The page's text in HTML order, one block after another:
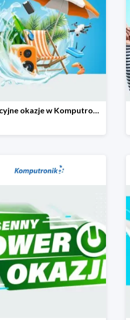
Wakacyjne okazje w Komputronik do -80%